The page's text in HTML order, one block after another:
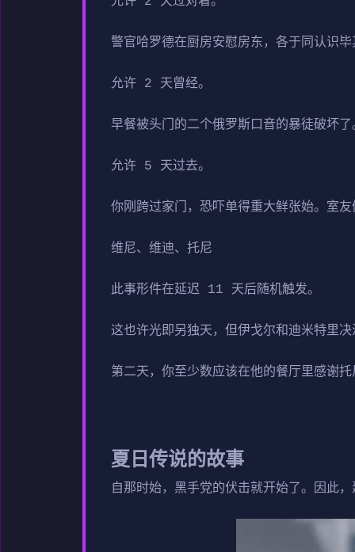
警官哈罗德在厨房安慰房东，各于同认识
允许 2 天曾经。
早餐被头门的二个俄罗斯口音的暴徒破坏
允许 5 天过去。
你刚跨过家门，恐吓单得重大鲜张始。室
维尼、维迪、托尼
此事形件在延迟 11 天后随机触发。
这也许光即另独天，但伊戈尔和迪米特里
第二天，你至少数应该在他的餐厅里感谢
夏日传说的故事
自那时始，黑手党的伏击就开始了。因此